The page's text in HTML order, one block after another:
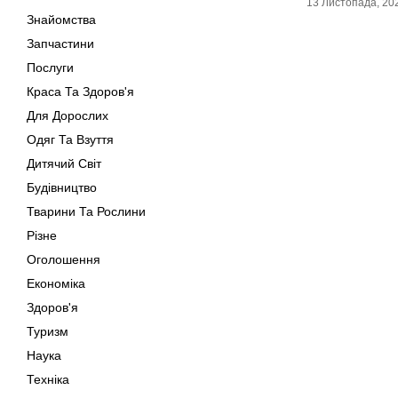
Знайомства
Запчастини
Послуги
Краса Та Здоров'я
Для Дорослих
Одяг Та Взуття
Дитячий Світ
Будівництво
Тварини Та Рослини
Різне
Оголошення
Економіка
Здоров'я
Туризм
Наука
Техніка
13 Листопада,